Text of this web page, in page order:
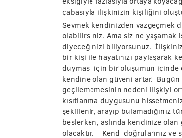
çabasıyla ilişkinizin kişiliğini
Sevmek kendinizden vazgeçmek
olabilirsiniz. Ama siz ne
diyeceğinizi biliyorsunuz.
bir kişi ile hayatınızı
duyması için bir oluşumun içinde
kendine olan güveni artar. Bugün
geçilememesinin nedeni ilişkiyi
kısıtlanma duygusunu
şekillenir, arayıp bulamadığınız
beslerken, aslında kendinize
olacaktır. Kendi doğrularınız ve